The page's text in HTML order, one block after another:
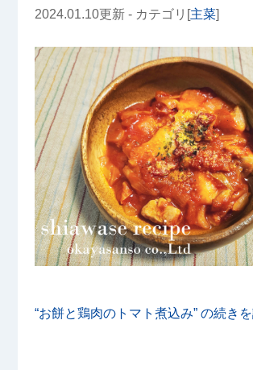
2024.01.10更新 - カテゴリ[主菜]
“お餅と鶏肉のトマト煮込み” の続き